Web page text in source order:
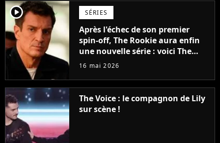
player2 SÉRIES
Après l'échec de son premier
spin-off, The Rookie aura enfin
une nouvelle série : voici The
Rookie : North
16 mai 2026
The Voice : le compagnon de Lily
sur scène !